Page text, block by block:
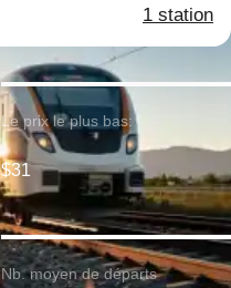
1 station
Le prix le plus bas:
$31
Nb. moyen de départs